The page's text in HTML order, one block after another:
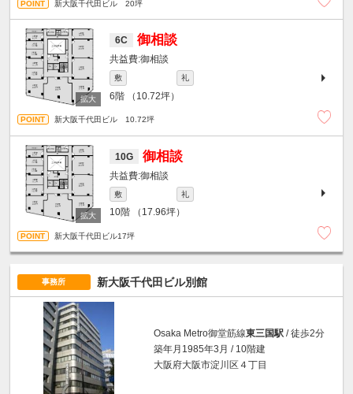
新大阪千代田ビル 20坪
6C 御相談
御相談
敷 礼
6階 （10.72坪）
新大阪千代田ビル 10.72坪
10G 御相談
御相談
敷 礼
10階 （17.96坪）
新大阪千代田ビル17坪
事務所 新大阪千代田ビル別館
Osaka Metro御堂筋線東三国駅 / 徒歩2分
築年月1985年3月 / 10階建
大阪府大阪市淀川区４丁目